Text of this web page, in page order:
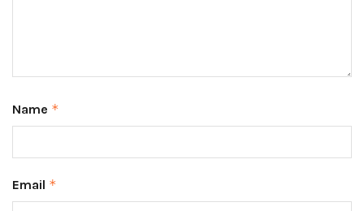
Name *
Email *